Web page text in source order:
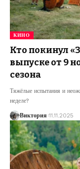
КИНО
Кто покинул
выпуске от 9
сезона
Тяжёлые испытания и
неделе?
Виктория 11.11.2025